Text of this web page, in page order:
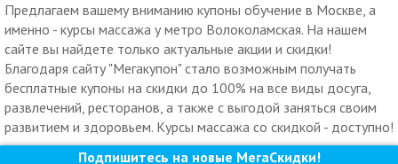
Предлагаем вашему вниманию купоны обучение в Москве, а
именно - курсы массажа у метро Волоколамская. На нашем
сайте вы найдете только актуальные акции и скидки!
Благодаря сайту "Мегакупон" стало возможным получать
бесплатные купоны на скидки до 100% на все виды досуга,
развлечений, ресторанов, а также с выгодой заняться своим
развитием и здоровьем. Курсы массажа со скидкой - доступно!
Подпишитесь на новые МегаСкидки!